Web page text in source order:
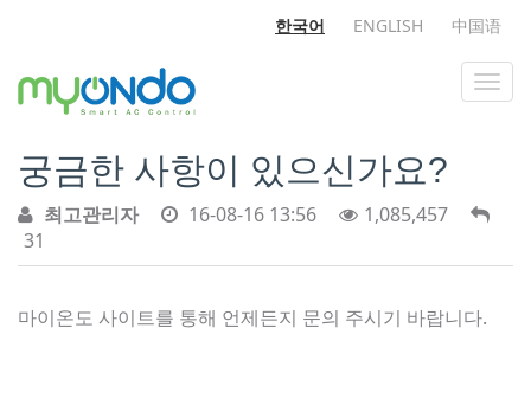
한국어 ENGLISH 中国语
궁금한 사항이 있으신가요?
최고관리자 16-08-16 13:56
1,085,457
31
마이온도 사이트를 통해 언제든지 문의 주시기 바랍니다.